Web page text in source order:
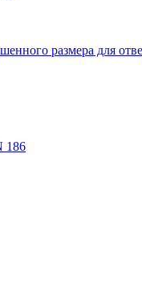
размера для
186